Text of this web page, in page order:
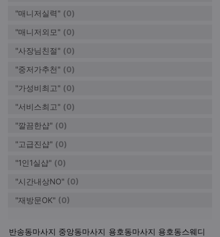
"매니저실력" (0)
"매니저외모" (0)
"사장님친절" (0)
"중저가추천" (0)
"가성비최고" (0)
"서비스최고" (0)
"깔끔한샵" (0)
"고급진샵" (0)
"1인1실샵" (0)
"시간내상NO" (0)
"재방문OK" (0)
반송동마사지 중앙동마사지 용호동마사지 용호동스웨디
키워드